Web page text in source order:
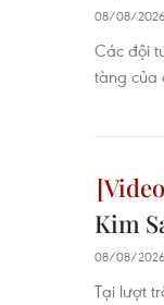
08/08/
Các đội
tàng của
Kim
08/08/
Tại lượt